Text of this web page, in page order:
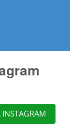
INSTAGRAM